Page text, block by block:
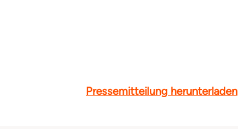
Pressemitteilung herunterladen